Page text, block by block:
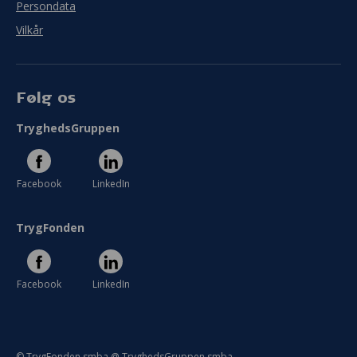
Persondata
Vilkår
Følg os
TryghedsGruppen
Facebook LinkedIn
TrygFonden
Facebook LinkedIn